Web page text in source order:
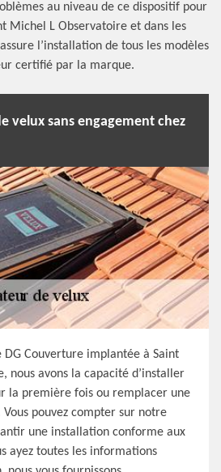
au niveau de ce dispositif pour
Michel L Observatoire et dans les
l’installation de tous les modèles
certifié par la marque.
velux sans engagement chez
DG Couverture implantée à Saint
nous avons la capacité d’installer
la première fois ou remplacer une
pouvez compter sur notre
une installation conforme aux
ayez toutes les informations